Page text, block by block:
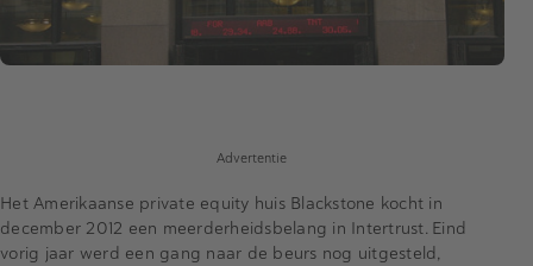
Advertentie
Het Amerikaanse private equity huis Blackstone kocht in
december 2012 een meerderheidsbelang in Intertrust. Eind
vorig jaar werd een gang naar de beurs nog uitgesteld,